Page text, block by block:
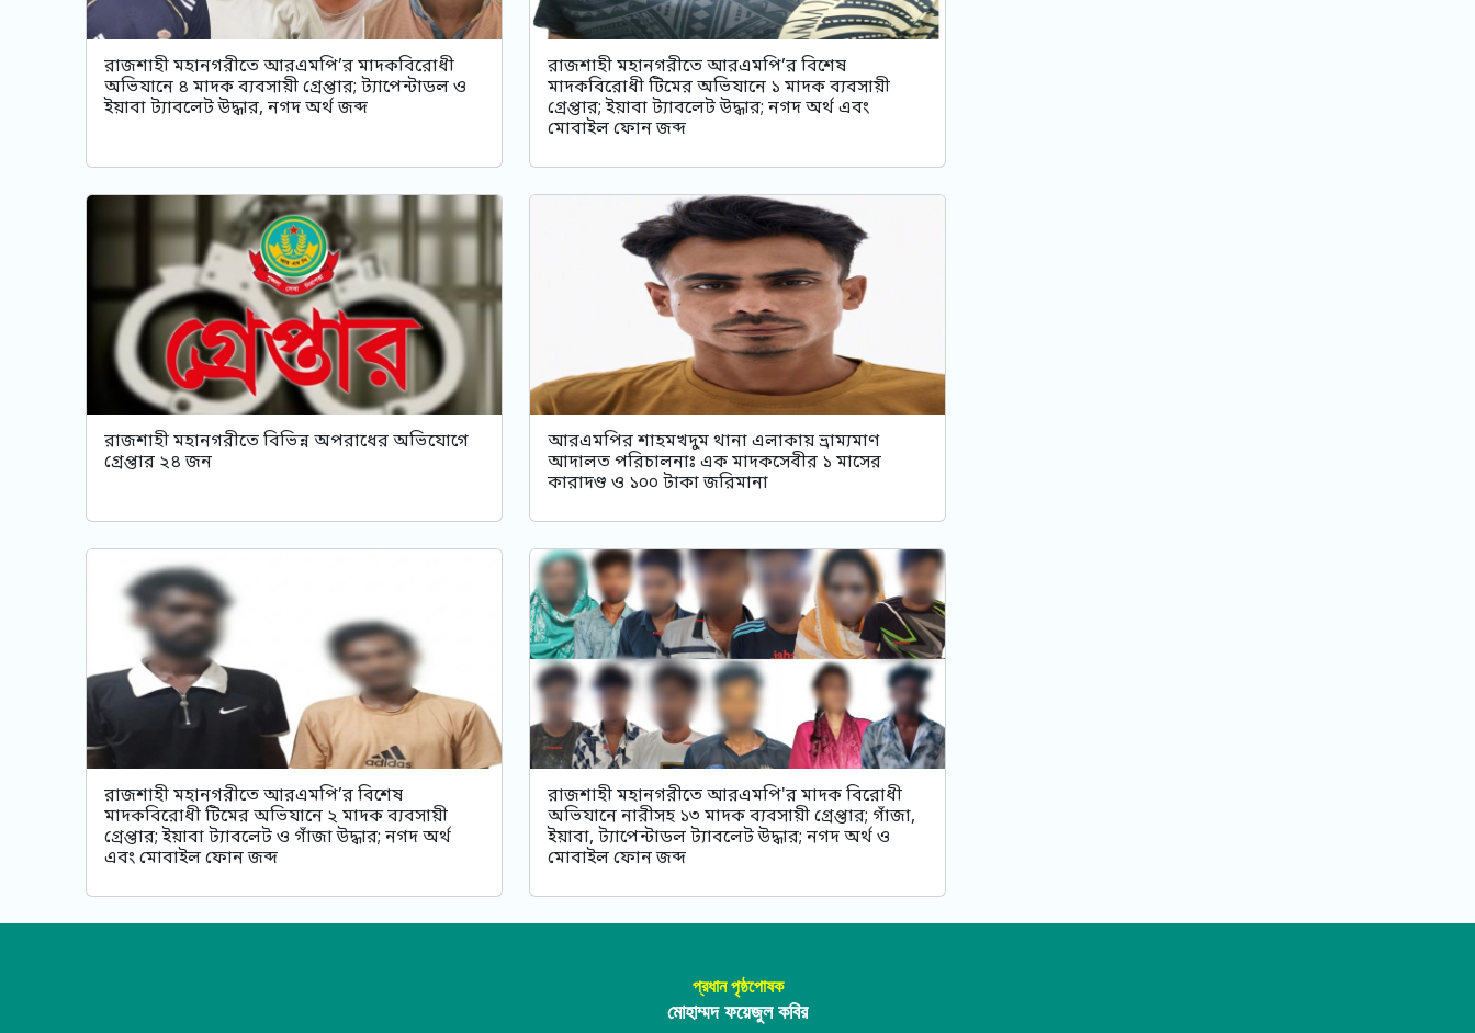
রাজশাহী মহানগরীতে আরএমপি’র মাদকবিরোধী
অভিযানে ৪ মাদক ব্যবসায়ী গ্রেপ্তার; ট্যাপেন্টাডল ও
ইয়াবা ট্যাবলেট উদ্ধার, নগদ অর্থ জব্দ
রাজশাহী মহানগরীতে আরএমপি’র বিশেষ
মাদকবিরোধী টিমের অভিযানে ১ মাদক ব্যবসায়ী
গ্রেপ্তার; ইয়াবা ট্যাবলেট উদ্ধার; নগদ অর্থ এবং
মোবাইল ফোন জব্দ
রাজশাহী মহানগরীতে বিভিন্ন অপরাধের অভিযোগে
গ্রেপ্তার ২৪ জন
আরএমপির শাহমখদুম থানা এলাকায় ভ্রাম্যমাণ
আদালত পরিচালনাঃ এক মাদকসেবীর ১ মাসের
কারাদণ্ড ও ১০০ টাকা জরিমানা
রাজশাহী মহানগরীতে আরএমপি’র বিশেষ
মাদকবিরোধী টিমের অভিযানে ২ মাদক ব্যবসায়ী
গ্রেপ্তার; ইয়াবা ট্যাবলেট ও গাঁজা উদ্ধার; নগদ অর্থ
এবং মোবাইল ফোন জব্দ
রাজশাহী মহানগরীতে আরএমপি'র মাদক বিরোধী
অভিযানে নারীসহ ১৩ মাদক ব্যবসায়ী গ্রেপ্তার; গাঁজা,
ইয়াবা, ট্যাপেন্টাডল ট্যাবলেট উদ্ধার; নগদ অর্থ ও
মোবাইল ফোন জব্দ
প্রধান পৃষ্ঠপোষক
মোহাম্মদ ফয়েজুল কবির